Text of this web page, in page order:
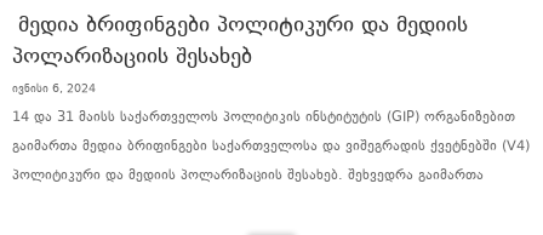
ᲛᲔᲓᲘᲐ ᲑᲠᲘᲤᲘᲜᲒᲔᲑᲘ ᲞᲝᲚᲘᲢᲘᲙᲣᲠᲘ ᲓᲐ ᲛᲔᲓᲘᲘᲡ
ᲞᲝᲚᲐᲠᲘᲖᲐᲪᲘᲘᲡ ᲨᲔᲡᲐᲮᲔᲑ
ივნისი 6, 2024
14 და 31 მაისს საქართველოს პოლიტიკის ინსტიტუტის (GIP) ორგანიზებით
გაიმართა მედია ბრიფინგები საქართველოსა და ვიშეგრადის ქვეტნებში (V4)
პოლიტიკური და მედიის პოლარიზაციის შესახებ. შეხვედრა გაიმართა